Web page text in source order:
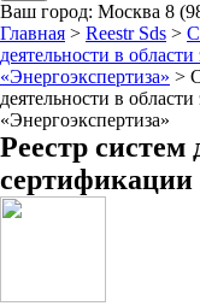
Ваш город: Москва 8
Главная > Reestr Sds >
деятельности в
«Энергоэкспертиза» >
деятельности в
«Энергоэкспертиза»
Реестр систем
сертификации